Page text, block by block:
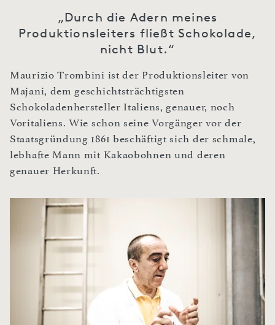
„Durch die Adern meines
Produktionsleiters fließt Schokolade,
nicht Blut.“
Maurizio Trombini ist der Produktionsleiter von
Majani, dem geschichtsträchtigsten
Schokoladenhersteller Italiens, genauer, noch
Voritaliens. Wie schon seine Vorgänger vor der
Staatsgründung 1861 beschäftigt sich der schmale,
lebhafte Mann mit Kakaobohnen und deren
genauer Herkunft.